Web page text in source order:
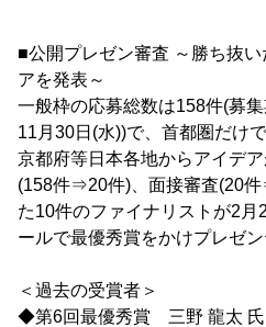
■公開プレゼン審査 ～勝ち抜
アを発表～
一般枠の応募総数は158件(募
11月30日(水))で、首都圏だけ
京都府等日本各地からアイデ
(158件⇒20件)、面接審査(20
た10件のファイナリストが2月
ールで最優秀賞をかけプレゼ
＜過去の受賞者＞
◆第6回最優秀賞 三野 龍太 氏